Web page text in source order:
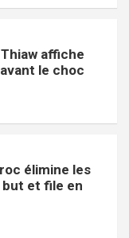
affiche
le choc
élimine les
but et file en